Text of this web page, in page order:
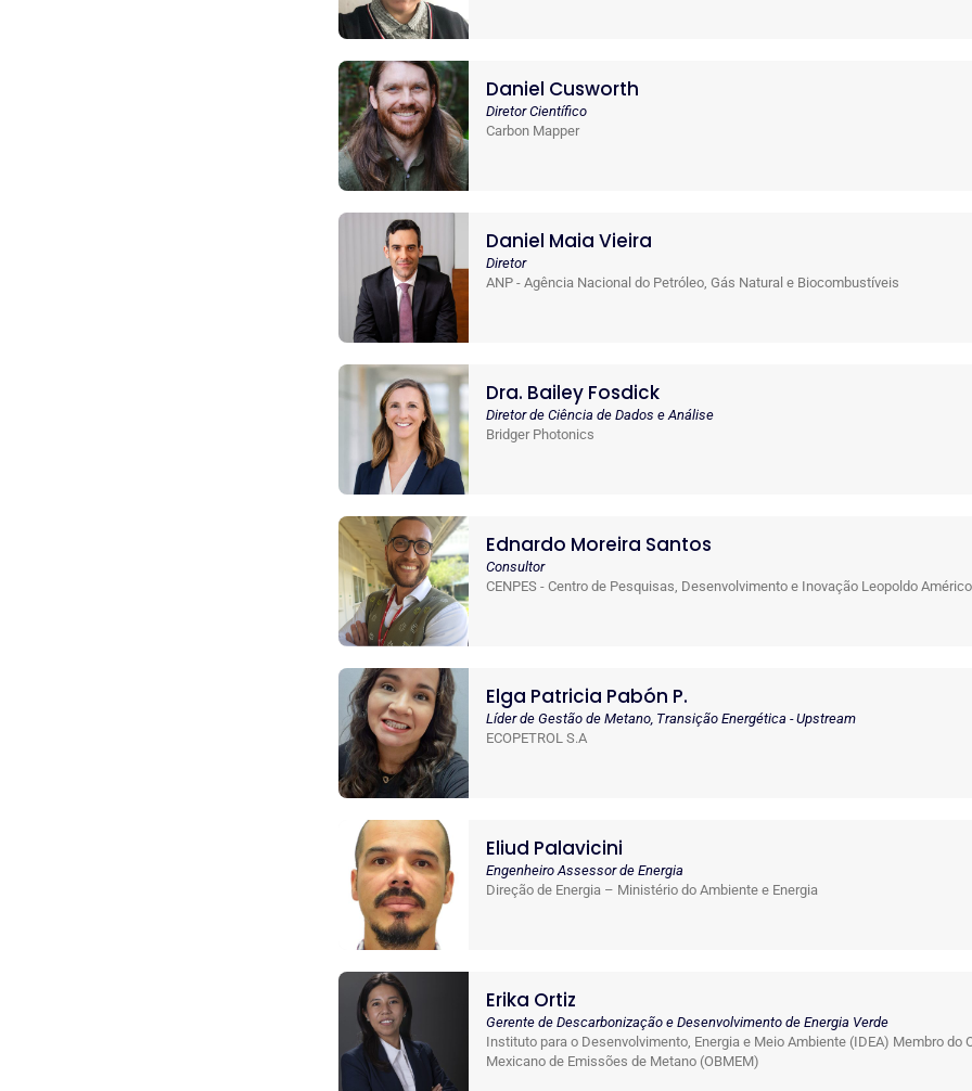
Daniel Cusworth
Diretor Científico
Carbon Mapper
Daniel Maia Vieira
Diretor
ANP - Agência Nacional do Petróleo, Gás Natural e Biocombustíveis
Dra. Bailey Fosdick
Diretor de Ciência de Dados e Análise
Bridger Photonics
Ednardo Moreira Santos
Consultor
CENPES - Centro de Pesquisas, Desenvolvimento e Inovação Leopoldo
Elga Patricia Pabón P.
Líder de Gestão de Metano, Transição Energética - Upstream
ECOPETROL S.A
Eliud Palavicini
Engenheiro Assessor de Energia
Direção de Energia – Ministério do Ambiente e Energia
Erika Ortiz
Gerente de Descarbonização e Desenvolvimento de Energia Verde
Instituto para o Desenvolvimento, Energia e Meio Ambiente (IDEA) Membro do
Mexicano de Emissões de Metano (OBMEM)